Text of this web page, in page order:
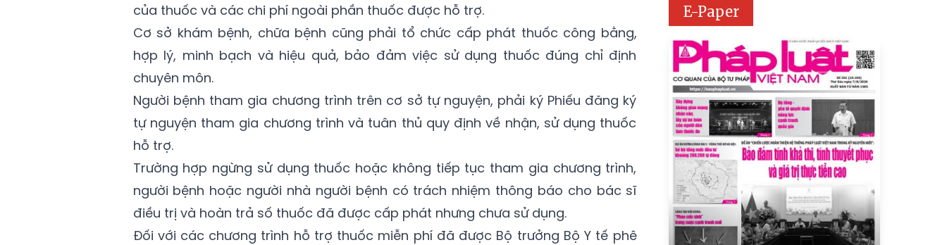
của thuốc và các chi phí ngoài phần thuốc được hỗ trợ.
Cơ sở khám bệnh, chữa bệnh cũng phải tổ chức cấp phát thuốc công bằng,
hợp lý, minh bạch và hiệu quả, bảo đảm việc sử dụng thuốc đúng chỉ định
chuyên môn.
Người bệnh tham gia chương trình trên cơ sở tự nguyện, phải ký Phiếu đăng ký
tự nguyện tham gia chương trình và tuân thủ quy định về nhận, sử dụng thuốc
hỗ trợ.
Trường hợp ngừng sử dụng thuốc hoặc không tiếp tục tham gia chương trình,
người bệnh hoặc người nhà người bệnh có trách nhiệm thông báo cho bác sĩ
điều trị và hoàn trả số thuốc đã được cấp phát nhưng chưa sử dụng.
Đối với các chương trình hỗ trợ thuốc miễn phí đã được Bộ trưởng Bộ Y tế phê
E-Paper